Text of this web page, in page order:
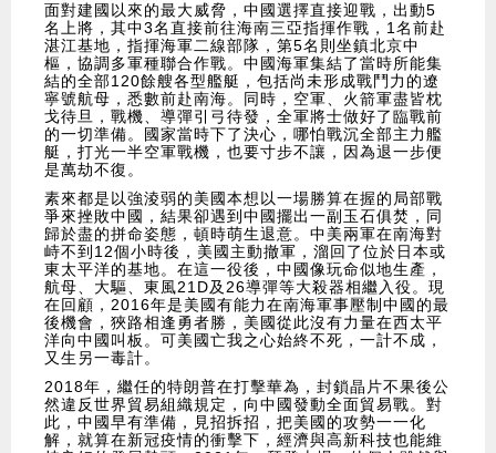
面對建國以來的最大威脅，中國選擇直接迎戰，出動5
名上將，其中3名直接前往海南三亞指揮作戰，1名前赴
湛江基地，指揮海軍二線部隊，第5名則坐鎮北京中
樞，協調多軍種聯合作戰。中國海軍集結了當時所能集
結的全部120餘艘各型艦艇，包括尚未形成戰鬥力的遼
寧號航母，悉數前赴南海。同時，空軍、火箭軍盡皆枕
戈待旦，戰機、導彈引弓待發，全軍將士做好了臨戰前
的一切準備。國家當時下了決心，哪怕戰沉全部主力艦
艇，打光一半空軍戰機，也要寸步不讓，因為退一步便
是萬劫不復。
素來都是以強淩弱的美國本想以一場勝算在握的局部戰
爭來挫敗中國，結果卻遇到中國擺出一副玉石俱焚，同
歸於盡的拼命姿態，頓時萌生退意。中美兩軍在南海對
峙不到12個小時後，美國主動撤軍，溜回了位於日本或
東太平洋的基地。在這一役後，中國像玩命似地生產，
航母、大驅、東風21D及26導彈等大殺器相繼入役。現
在回顧，2016年是美國有能力在南海軍事壓制中國的最
後機會，狹路相逢勇者勝，美國從此沒有力量在西太平
洋向中國叫板。可美國亡我之心始終不死，一計不成，
又生另一毒計。
2018年，繼任的特朗普在打擊華為，封鎖晶片不果後公
然違反世界貿易組織規定，向中國發動全面貿易戰。對
此，中國早有準備，見招拆招，把美國的攻勢一一化
解，就算在新冠疫情的衝擊下，經濟與高新科技也能維